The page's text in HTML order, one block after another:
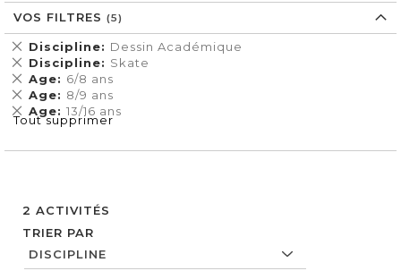
2 ACTIVITÉS
TRIER PAR
VOS FILTRES
Discipline Dessin Académique
Supprimer
cet
Élément
Discipline Skate
Supprimer
cet
Élément
Age 6/8 ans
Supprimer
cet
Élément
Age 8/9 ans
Supprimer
cet
Élément
Age 13/16 ans
Supprimer
cet
Tout supprimer